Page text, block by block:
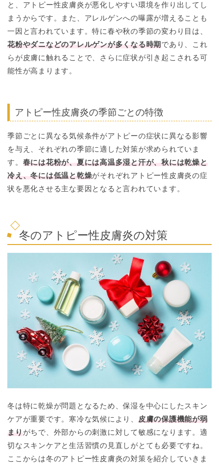
と、アトピー性皮膚炎が悪化しやすい環境を作り出してし
まうからです。また、アレルゲンへの曝露が増えることも
一因と言われています。特に春や秋の季節の変わり目は、
花粉やダニなどのアレルゲンが多くなる時期 であり、これ
らが皮膚に触れることで、さらに症状が引き起こされる可
能性が高まります。
アトピー性皮膚炎の季節ごとの特徴
季節ごとに異なる気候条件がアトピーの症状に異なる影響
を与え、それぞれの季節に適した対策が求められていま
す。 春には花粉が、夏には高温多湿と汗が、秋には乾燥と
冷え、冬には低温と乾燥がそれぞれアトピー性皮膚炎の症
状を悪化させる主な要因となると言われています。
冬のアトピー性皮膚炎の対策
冬は特に乾燥が問題となるため、保湿を中心にしたスキン
ケアが重要です。寒冷な気候により、 皮膚の保護機能が弱
まり がちで、外部からの刺激に対して敏感になります。適
切なスキンケアと生活習慣の見直しがとても必要ですね。
ここからは冬のアトピー性皮膚炎の対策を紹介していきま